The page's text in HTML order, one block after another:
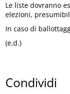
Le liste dovranno
elezioni,
In caso di
(e.d.)
Condividi